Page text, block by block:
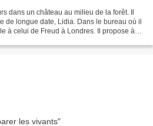
dans un château au milieu de la forêt. Il
de longue date, Lidia. Dans le bureau où il
à celui de Freud à Londres. Il propose à